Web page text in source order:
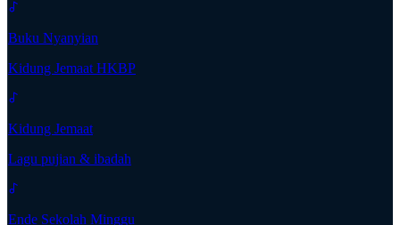
Buku Nyanyian
Kidung Jemaat HKBP
Kidung Jemaat
Lagu pujian & ibadah
Ende Sekolah Minggu